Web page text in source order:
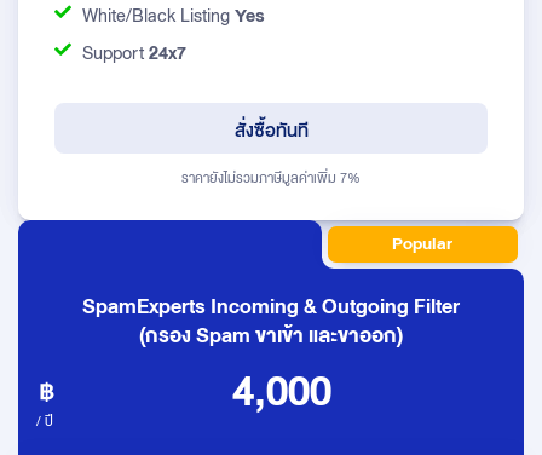
White/Black ListingYes
Support24x7
สั่งซื้อทันที
ราคายังไม่รวมภาษีมูลค่าเพิ่ม 7%
Popular
SpamExperts Incoming & Outgoing Filter
(กรอง Spam ขาเข้า และขาออก)
4,000
/ ปี